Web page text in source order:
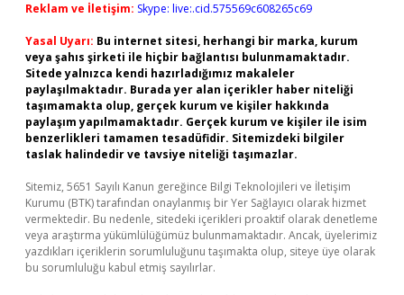
Reklam ve İletişim: Skype: live:.cid.575569c608265c69
Yasal Uyarı: Bu internet sitesi, herhangi bir marka, kurum
veya şahıs şirketi ile hiçbir bağlantısı bulunmamaktadır.
Sitede yalnızca kendi hazırladığımız makaleler
paylaşılmaktadır. Burada yer alan içerikler haber niteliği
taşımamakta olup, gerçek kurum ve kişiler hakkında
paylaşım yapılmamaktadır. Gerçek kurum ve kişiler ile isim
benzerlikleri tamamen tesadüfidir. Sitemizdeki bilgiler
taslak halindedir ve tavsiye niteliği taşımazlar.
Sitemiz, 5651 Sayılı Kanun gereğince Bilgi Teknolojileri ve İletişim
Kurumu (BTK) tarafından onaylanmış bir Yer Sağlayıcı olarak hizmet
vermektedir. Bu nedenle, sitedeki içerikleri proaktif olarak denetleme
veya araştırma yükümlülüğümüz bulunmamaktadır. Ancak, üyelerimiz
yazdıkları içeriklerin sorumluluğunu taşımakta olup, siteye üye olarak
bu sorumluluğu kabul etmiş sayılırlar.